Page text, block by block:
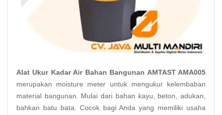
Alat Ukur Kadar Air Bahan Bangunan AMTAST AMA005
merupakan moisture meter untuk mengukur kelembaban
material bangunan . Mulai dari bahan kayu, beton, adukan,
bahkan batu bata. Cocok bagi Anda yang memiliki usaha